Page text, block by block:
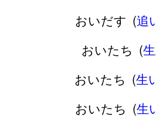
おいだす (追
おいたち (
おいたち (生
おいたち (生